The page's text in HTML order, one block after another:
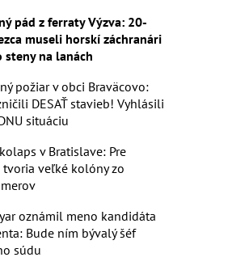
pád z ferraty Výzva: 20-
museli horskí záchranári
steny na lanách
požiar v obci Braväcovo:
DESAŤ stavieb! Vyhlásili
situáciu
v Bratislave: Pre
veľké kolóny zo
oznámil meno kandidáta
Bude ním bývalý šéf
súdu